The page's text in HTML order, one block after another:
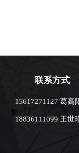
联系方式
15617271127 葛高
18836111099 王世